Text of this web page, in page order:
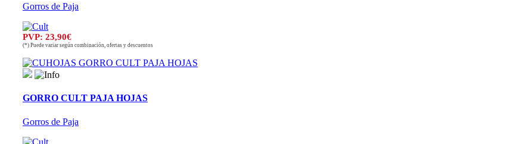
Gorros de Paja
PVP: 23,90€
(*) Puede variar según combinación, ofertas y descuentos
GORRO CULT PAJA HOJAS
Gorros de Paja